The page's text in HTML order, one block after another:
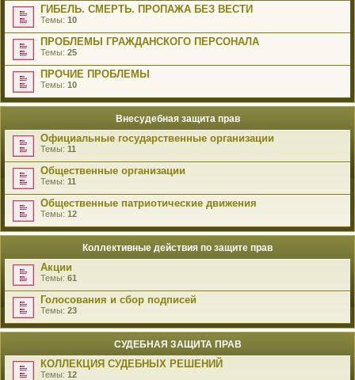
ГИБЕЛЬ. СМЕРТЬ. ПРОПАЖА БЕЗ ВЕСТИ
Темы: 10
ПРОБЛЕМЫ ГРАЖДАНСКОГО ПЕРСОНАЛА
Темы: 25
ПРОЧИЕ ПРОБЛЕМЫ
Темы: 10
Внесудебная защита прав
Официальные государственные организации
Темы: 11
Общественные организации
Темы: 11
Общественные патриотические движения
Темы: 12
Коллективные действия по защите прав
Акции
Темы: 61
Голосования и сбор подписей
Темы: 23
СУДЕБНАЯ ЗАЩИТА ПРАВ
КОЛЛЕКЦИЯ СУДЕБНЫХ РЕШЕНИЙ
Темы: 12